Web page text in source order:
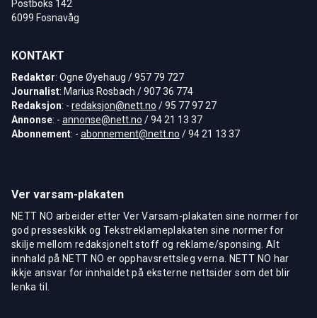
Postboks 142
6099 Fosnavåg
KONTAKT
Redaktør: Ogne Øyehaug / 957 79 727
Journalist: Marius Rosbach / 907 36 774
Redaksjon: - redaksjon@nett.no / 95 77 97 27
Annonse: - annonse@nett.no / 94 21 13 37
Abonnement: - abonnement@nett.no / 94 21 13 37
Ver varsam-plakaten
NETT NO arbeider etter Ver Varsam-plakaten sine normer for
god presseskikk og Tekstreklameplakaten sine normer for
skilje mellom redaksjonelt stoff og reklame/sponsing. Alt
innhald på NETT NO er opphavsrettsleg verna. NETT NO har
ikkje ansvar for innhaldet på eksterne nettsider som det blir
lenka til.